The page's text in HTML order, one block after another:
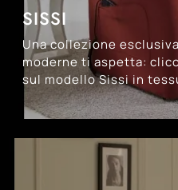
SISSI
Una collezione
moderne ti aspetta:
sul modello Sissi in